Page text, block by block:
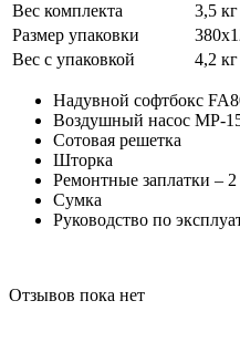
Вес комплекта
3,5 кг
Размер упаковки
Вес с упаковкой
4,2 кг
Надувной софтбокс
Воздушный насос MP-
Сотовая решетка
Шторка
Ремонтные заплатки –
Сумка
Руководство по
Отзывов пока нет